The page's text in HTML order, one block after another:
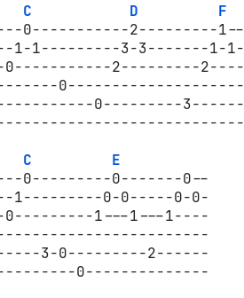
C D
F
0-----------2---------1--
1---------3-3-------1-1-
2---------2----
0--------------------
0---------3------
C
E
0---------0-------0--
1---------0-0-----0-0-
1---1---1----
3-0---------2------
0--------------